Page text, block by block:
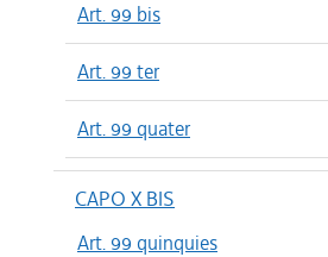
Art. 99 bis
Art. 99 ter
Art. 99 quater
CAPO X BIS
Art. 99 quinquies